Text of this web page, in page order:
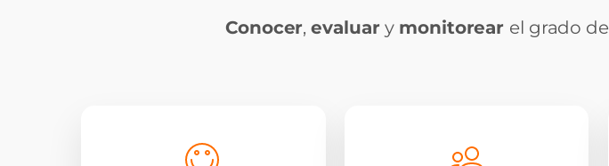
Conocer,evaluary monitorear el grado de